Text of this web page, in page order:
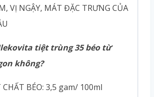
VỊ NGẬY, MÁT ĐẶC TRƯNG CỦA
tiệt trùng 35 béo từ
không?
CHẤT BÉO: 3,5 gam/ 100ml